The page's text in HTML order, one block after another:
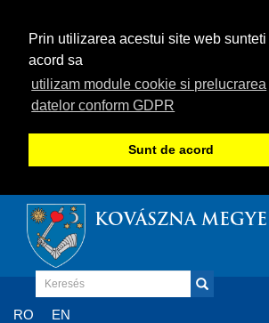
Prin utilizarea acestui site web sunteti
acord sa
utilizam module cookie si prelucrarea
datelor conform GDPR
Sunt de acord
KOVÁSZNA
RO EN